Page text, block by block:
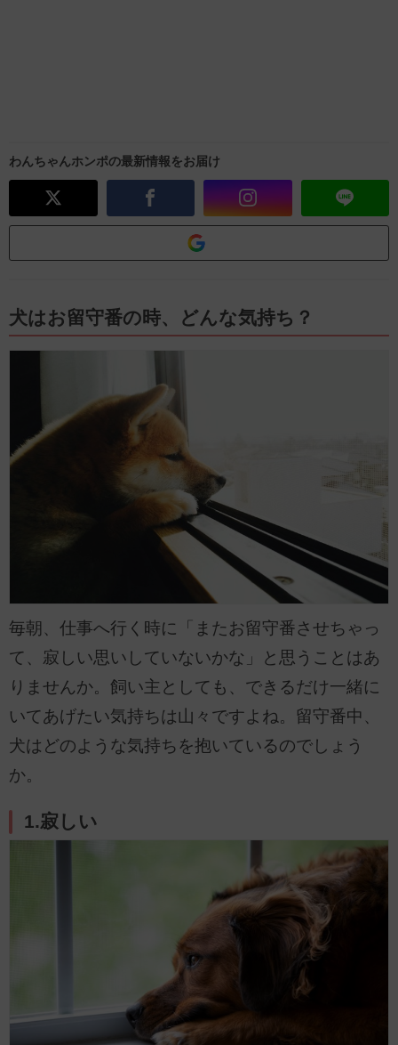
わんちゃんホンポの最新情報をお届け
犬はお留守番の時、どんな気持ち？
毎朝、仕事へ行く時に「またお留守番させちゃっ
て、寂しい思いしていないかな」と思うことはあ
りませんか。飼い主としても、できるだけ一緒に
いてあげたい気持ちは山々ですよね。留守番中、
犬はどのような気持ちを抱いているのでしょう
か。
1.寂しい